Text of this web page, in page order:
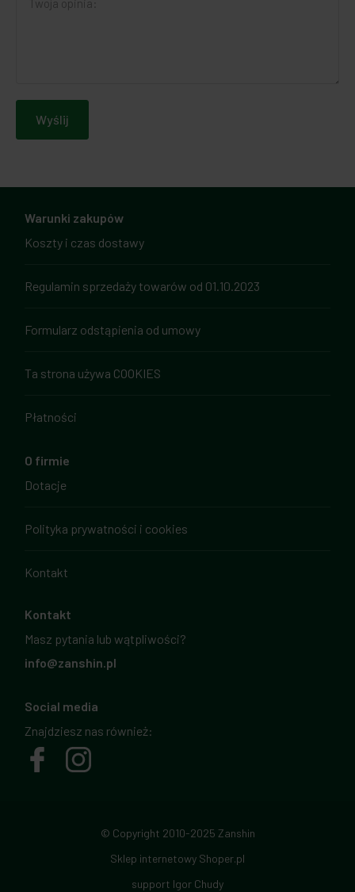
Wyślij
Warunki zakupów
Koszty i czas dostawy
Regulamin sprzedaży towarów od 01.10.2023
Formularz odstąpienia od umowy
Ta strona używa COOKIES
Płatności
O firmie
Dotacje
Polityka prywatności i cookies
Kontakt
Kontakt
Masz pytania lub wątpliwości?
info@zanshin.pl
Social media
Znajdziesz nas również:
© Copyright 2010-2025 Zanshin
Sklep internetowy Shoper.pl
support Igor Chudy